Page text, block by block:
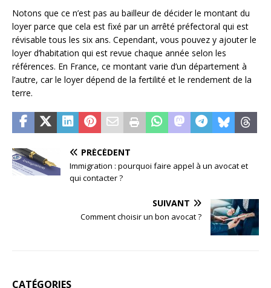
Notons que ce n’est pas au bailleur de décider le montant du
loyer parce que cela est fixé par un arrêté préfectoral qui est
révisable tous les six ans. Cependant, vous pouvez y ajouter le
loyer d’habitation qui est revue chaque année selon les
références. En France, ce montant varie d’un département à
l’autre, car le loyer dépend de la fertilité et le rendement de la
terre.
PRÉCÉDENT
Immigration : pourquoi faire appel à un avocat et
qui contacter ?
SUIVANT
Comment choisir un bon avocat ?
CATÉGORIES